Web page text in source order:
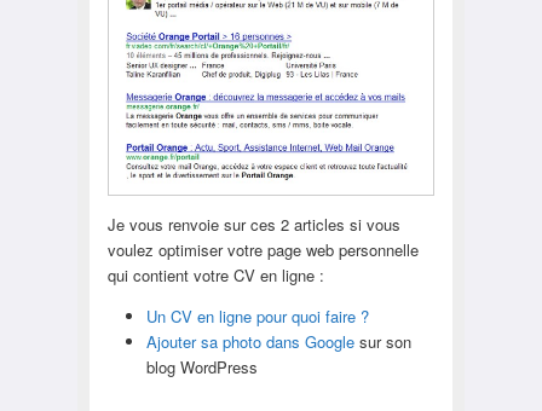
Je vous renvoie sur ces 2 articles si vous
voulez optimiser votre page web personnelle
qui contient votre CV en ligne :
Un CV en ligne pour quoi faire ?
Ajouter sa photo dans Googlesur son
blog WordPress